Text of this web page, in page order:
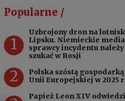
РУССКИЙ
УКРАЇНСЬКА
Popularne /
1
Uzbrojony dron na
Lipsku. Niemieckie
sprawcy incydentu należy
szukać w Rosji
2
Polska szóstą gospodarką
Unii Europejskiej w 2025
Papież Leon XIV odwiedzi